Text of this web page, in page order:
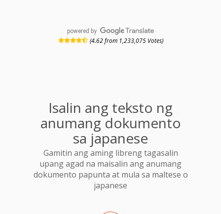
powered by
(4.62 from 1,233,075 Votes)
Isalin ang teksto ng
anumang dokumento
sa japanese
Gamitin ang aming libreng tagasalin
upang agad na maisalin ang anumang
dokumento papunta at mula sa maltese o
japanese